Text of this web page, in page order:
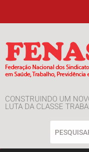
CONSTRUINDO UM
LUTA DA CLASSE